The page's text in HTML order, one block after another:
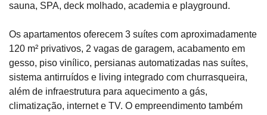
sauna, SPA, deck molhado, academia e playground.
Os apartamentos oferecem 3 suítes com aproximadamente
120 m² privativos, 2 vagas de garagem, acabamento em
gesso, piso vinílico, persianas automatizadas nas suítes,
sistema antirruídos e living integrado com churrasqueira,
além de infraestrutura para aquecimento a gás,
climatização, internet e TV. O empreendimento também